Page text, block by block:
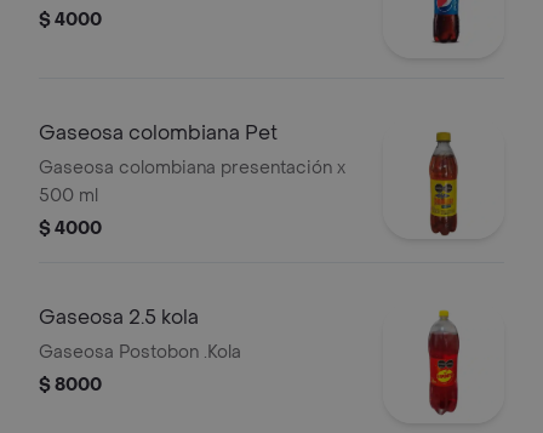
$ 4000
Gaseosa colombiana Pet
Gaseosa colombiana presentación x
500 ml
$ 4000
Gaseosa 2.5 kola
Gaseosa Postobon .Kola
$ 8000